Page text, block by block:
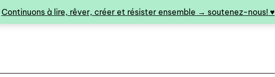
Continuons à lire, rêver, créer et résister ensemble → soutenez-nous! ♥︎